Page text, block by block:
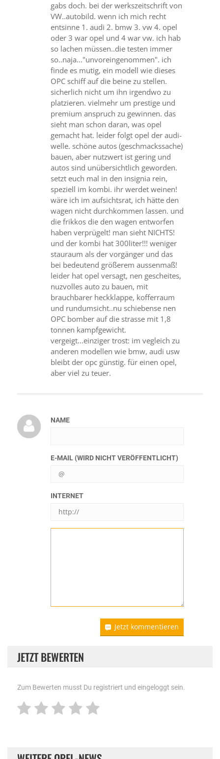
gabs doch. bei der werkszeitschrift von
VW..autobild. wenn ich mich recht
entsinne 1. audi 2. bmw 3. vw 4. opel
oder 3 war opel und 4 war vw. ich hab
so lachen müssen..die testen immer
so..naja..."unvoreingenommen". ich
finde es mutig, ein modell wie dieses
OPC schiff auf die beine zu stellen.
sicherlich nicht um ihn irgendwo zu
platzieren. vielmehr um prestige und
premium anspruch zu gewinnen. das
sieht man schon daran, was opel
gemacht hat. leider folgt opel der audi-
welle. schöne autos (geschmackssache)
bauen, aber nutzwert ist gering und
autos sind unübersichtlich geworden.
setzt euch mal in den insignia rein,
speziell im kombi. ihr werdet weinen!
wäre ich im aufsichtsrat, ich hätte den
wagen nicht durchkommen lassen. und
die frikkos die den wagen entworfen
haben verprügelt! man sieht NICHTS!
und der kombi hat 300liter!!! weniger
stauraum als der vorgänger und das
bei bedeutend größerem aussenmaß!
leider hat opel versagt, nen gescheites,
nuzvolles auto zu bauen, mit
brauchbarer heckklappe, kofferraum
und rundumsicht..nu schiebense nen
OPC bomber auf die strasse mit 1,8
tonnen kampfgewicht.
vergeigt...einziger trost: im vegleich zu
anderen modellen wie bmw, audi usw
bleibt der opc günstig. für einen opel,
aber viel zu teuer.
NAME
E-MAIL (WIRD NICHT VERÖFFENTLICHT)
INTERNET
Jetzt kommentieren
JETZT BEWERTEN
Zum Bewerten musst Du registriert und eingeloggt sein.